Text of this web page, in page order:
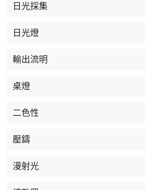
日光採集
日光燈
輸出流明
桌燈
二色性
壓鑄
漫射光